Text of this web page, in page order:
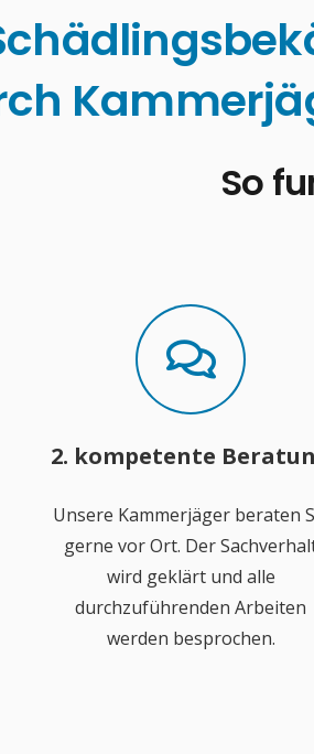
So
2. kompetente
Unsere Kammerjäger beraten
gerne vor Ort. Der
wird geklärt und alle
durchzuführenden Arbeiten
werden besprochen.